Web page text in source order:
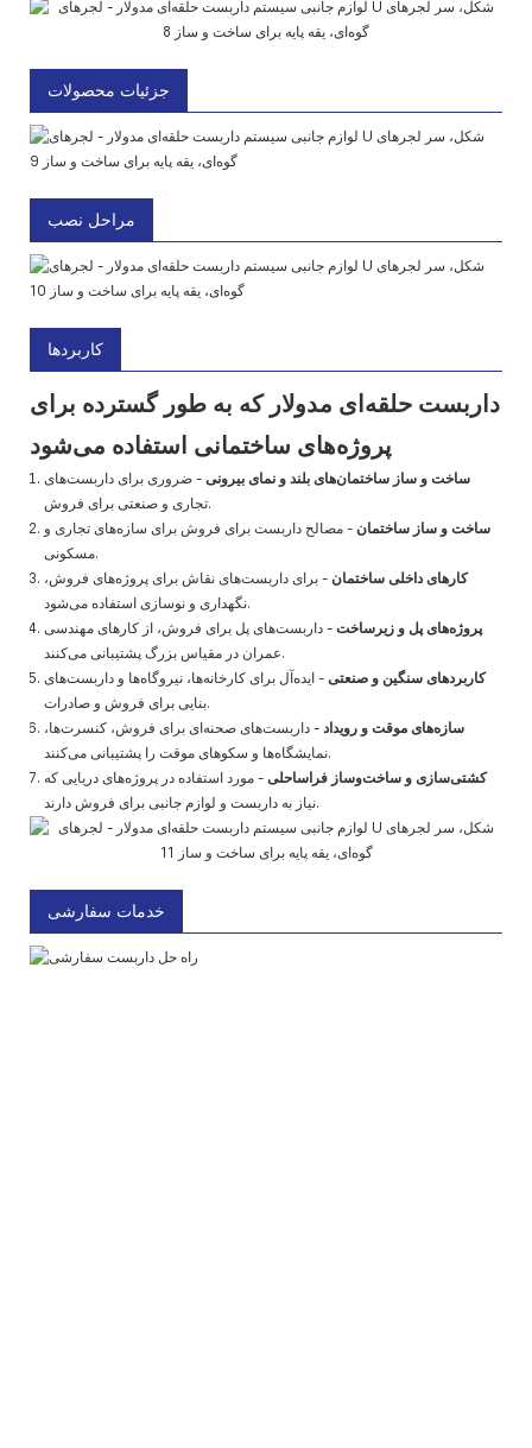
جزئیات محصولات
مراحل نصب
کاربردها
داربست حلقه‌ای مدولار که به طور گسترده برای
پروژه‌های ساختمانی استفاده می‌شود
ساخت و ساز ساختمان‌های بلند و نمای بیرونی - ضروری برای داربست‌های
تجاری و صنعتی برای فروش.
ساخت و ساز ساختمان - مصالح داربست برای فروش برای سازه‌های تجاری و
مسکونی.
کارهای داخلی ساختمان - برای داربست‌های نقاش برای پروژه‌های فروش،
نگهداری و نوسازی استفاده می‌شود.
پروژه‌های پل و زیرساخت - داربست‌های پل برای فروش، از کارهای مهندسی
عمران در مقیاس بزرگ پشتیبانی می‌کنند.
کاربردهای سنگین و صنعتی - ایده‌آل برای کارخانه‌ها، نیروگاه‌ها و داربست‌های
بنایی برای فروش و صادرات.
سازه‌های موقت و رویداد - داربست‌های صحنه‌ای برای فروش، کنسرت‌ها،
نمایشگاه‌ها و سکوهای موقت را پشتیبانی می‌کنند.
کشتی‌سازی و ساخت‌وساز فراساحلی - مورد استفاده در پروژه‌های دریایی که
نیاز به داربست و لوازم جانبی برای فروش دارند.
خدمات سفارشی